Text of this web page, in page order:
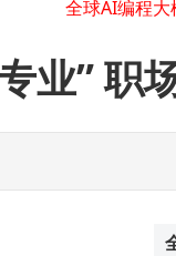
业” 职